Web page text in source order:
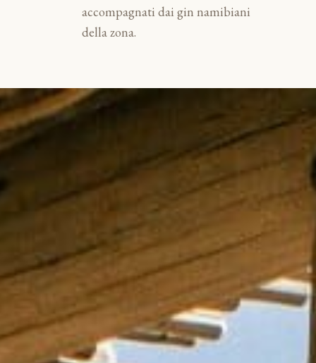
accompagnati dai gin namibiani
della zona.